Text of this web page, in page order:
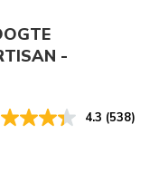
-
4.3 (538)